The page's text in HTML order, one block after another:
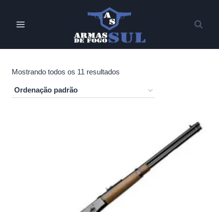
Mostrando todos os 11 resultados